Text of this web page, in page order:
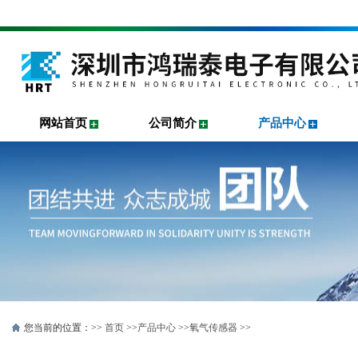
网站首页 公司简介 产品中心
您当前的位置：>> 首页 >>产品中心 >>氧气传感器 >>